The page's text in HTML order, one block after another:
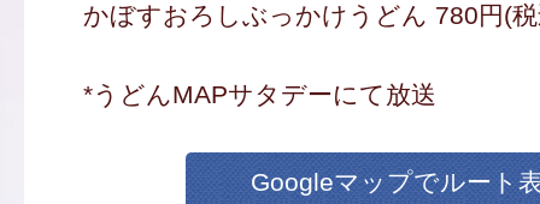
かぼすおろしぶっかけうどん 780円(
*うどんMAPサタデーにて放送
Googleマップでルート